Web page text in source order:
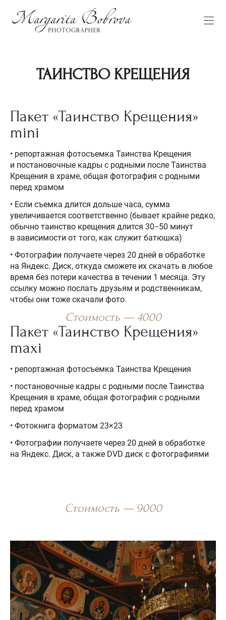
ТАИНСТВО КРЕЩЕНИЯ
Пакет «Таинство Крещения»
mini
• репортажная фотосъемка Таинства Крещения
и постановочные кадры с родными после Таинства
Крещения в храме, общая фотография с родными
перед храмом
• Если съемка длится дольше часа, сумма
увеличивается соответственно (бывает крайне редко,
обычно таинство крещения длится 30−50 минут
в зависимости от того, как служит батюшка)
• Фотографии получаете через 20 дней в обработке
на Яндекс. Диск, откуда сможете их скачать в любое
время без потери качества в течении 1 месяца. Эту
ссылку можно послать друзьям и родственникам,
чтобы они тоже скачали фото.
Стоимость — 4000
Пакет «Таинство Крещения»
maxi
• репортажная фотосъемка Таинства Крещения
• постановочные кадры с родными после Таинства
Крещения в храме, общая фотография с родными
перед храмом
• Фотокнига форматом 23×23
• Фотографии получаете через 20 дней в обработке
на Яндекс. Диск, а также DVD диск с фотографиями
Стоимость — 9000